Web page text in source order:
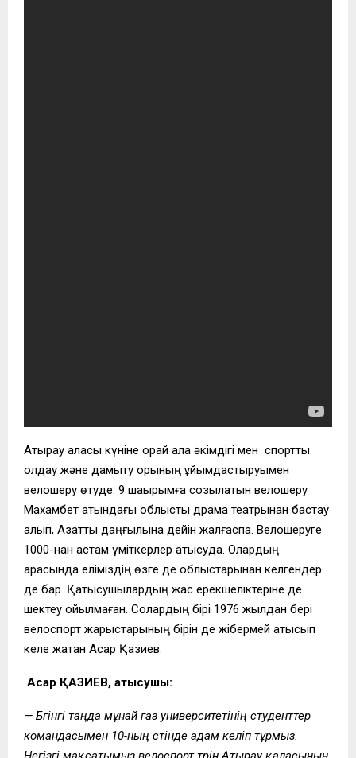
Атырау қаласы күніне орай қала әкімдігі мен спортты
қолдау және дамыту қорының ұйымдастыруымен
велошеру өтуде. 9 шақырымға созылатын велошеру
Махамбет атындағы облыстық драма театрынан бастау
алып, Азаттық даңғылына дейін жалғаспақ. Велошеруге
1000-нан астам үміткерлер қатысуда. Олардың
арасында еліміздің өзге де облыстарынан келгендер
де бар. Қатысушылардың жас ерекшеліктеріне де
шектеу қойылмаған. Солардың бірі 1976 жылдан бері
велоспорт жарыстарының бірін де жібермей қатысып
келе жатқан Асқар Қазиев.
Асқар ҚАЗИЕВ, қатысушы:
— Бүгінгі таңда мұнай газ университетінің студенттер
командасымен 10-ның үстінде адам келіп тұрмыз.